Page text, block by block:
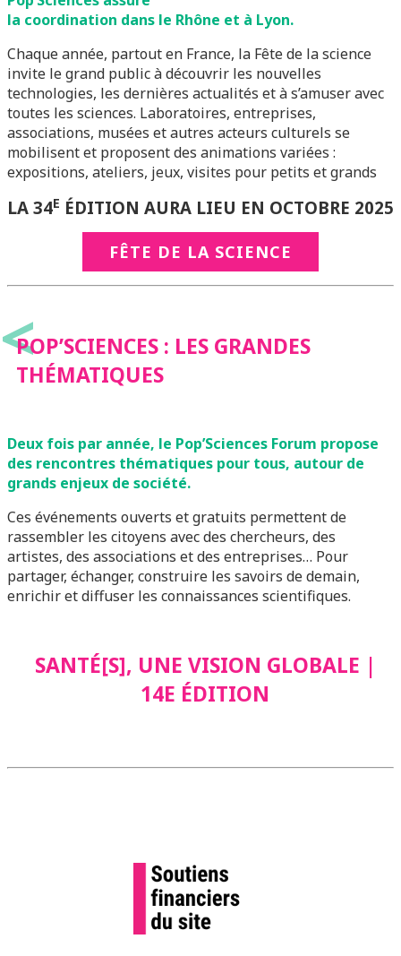
la coordination dans le Rhône et à Lyon.
Chaque année, partout en France, la Fête de la science
invite le grand public à découvrir les nouvelles
technologies, les dernières actualités et à s’amuser avec
toutes les sciences. Laboratoires, entreprises,
associations, musées et autres acteurs culturels se
mobilisent et proposent des animations variées :
expositions, ateliers, jeux, visites pour petits et grands
LA 34E ÉDITION AURA LIEU EN OCTOBRE 2025
FÊTE DE LA SCIENCE
<
POP’SCIENCES : LES GRANDES
THÉMATIQUES
Deux fois par année, le Pop’Sciences Forum propose
des rencontres thématiques pour tous, autour de
grands enjeux de société.
Ces événements ouverts et gratuits permettent de
rassembler les citoyens avec des chercheurs, des
artistes, des associations et des entreprises… Pour
partager, échanger, construire les savoirs de demain,
enrichir et diffuser les connaissances scientifiques.
SANTÉ[S], UNE VISION GLOBALE |
14E ÉDITION